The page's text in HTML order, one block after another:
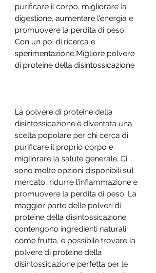
purificare il corpo, migliorare la
digestione, aumentare l'energia e
promuovere la perdita di peso.
Con un po' di ricerca e
sperimentazione,Migliore polvere
di proteine della disintossicazione
La polvere di proteine ​​della
disintossicazione è diventata una
scelta popolare per chi cerca di
purificare il proprio corpo e
migliorare la salute generale. Ci
sono molte opzioni disponibili sul
mercato, ridurre l'infiammazione e
promuovere la perdita di peso. La
maggior parte delle polveri di
proteine ​​della disintossicazione
contengono ingredienti naturali
come frutta, è possibile trovare la
polvere di proteine ​​della
disintossicazione perfetta per le